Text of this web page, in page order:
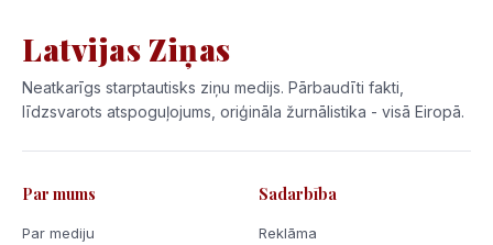
Latvijas Ziņas
Neatkarīgs starptautisks ziņu medijs. Pārbaudīti fakti,
līdzsvarots atspoguļojums, oriģināla žurnālistika - visā Eiropā.
Par mums
Par mediju
Sadarbība
Reklāma